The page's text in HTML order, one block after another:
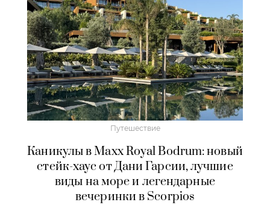
Путешествие
Каникулы в Maxx Royal Bodrum: новый
стейк-хаус от Дани Гарсии, лучшие
виды на море и легендарные
вечеринки в Scorpios